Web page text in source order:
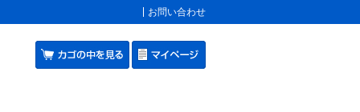
お問い合わせ